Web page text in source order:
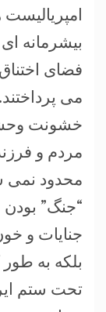
بیشرمانه
فضای
می
خشونت
مردم و
محدود نمی
“جنگ” بودن
جنایات و
بلکه به
تحت ستم